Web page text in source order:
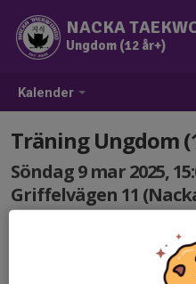
Kalender
NACKA
Ungdom (12 år+)
Träning Ungdom
Söndag 9 mar 2025,
Griffelvägen 11